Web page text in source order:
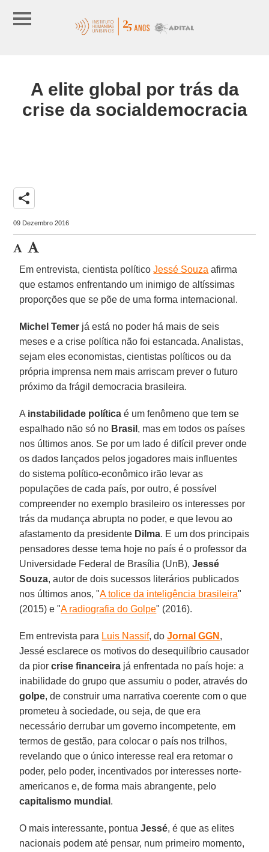
A elite global por trás da
crise da socialdemocracia
share
09 Dezembro 2016
Em entrevista, cientista políticoJessé Souza afirma
que estamos enfrentando um inimigo de altíssimas
proporções que se põe de uma forma internacional.
Michel Temer já está no poder há mais de seis
meses e a crise política não foi estancada. Analistas,
sejam eles economistas, cientistas políticos ou da
própria imprensa nem mais arriscam prever o futuro
próximo da frágil democracia brasileira.
A instabilidade política é um fenômeno que tem se
espalhado não só no Brasil , mas em todos os países
nos últimos anos. Se por um lado é difícil prever onde
os dados lançados pelos jogadores mais influentes
do sistema político-econômico irão levar as
populações de cada país, por outro, é possível
compreender no exemplo brasileiro os interesses por
trás da mudança abrupta no poder, e que levou ao
afastamento da presidente Dilma. E um dos principais
pensadores desse tema hoje no país é o professor da
Universidade Federal de Brasília (UnB),Jessé
Souza, autor de dois sucessos literários publicados
nos últimos anos, "A tolice da inteligência brasileira"
(2015) e "A radiografia do Golpe" (2016).
Em entrevista para Luis Nassif, doJornal GGN ,
Jessé esclarece os motivos do desequilíbrio causador
da piorcrise financeira já enfrentada no país hoje: a
inabilidade do grupo que assumiu o poder, através do
golpe, de construir uma narrativa coerente com o que
prometeu à sociedade, ou seja, de que era
necessário derrubar um governo incompetente, em
termos de gestão, para colocar o país nos trilhos,
revelando que o único interesse real era retomar o
poder, pelo poder, incentivados por interesses norte-
americanos e, de forma mais abrangente, pelo
capitalismo mundial .
O mais interessante, pontuaJessé, é que as elites
nacionais podem até pensar, num primeiro momento,